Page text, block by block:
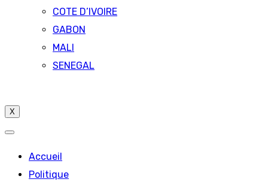
COTE D’IVOIRE
GABON
MALI
SENEGAL
X
Accueil
Politique